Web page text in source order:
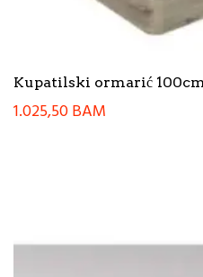
Kupatilski ormarić
1.025,50BAM